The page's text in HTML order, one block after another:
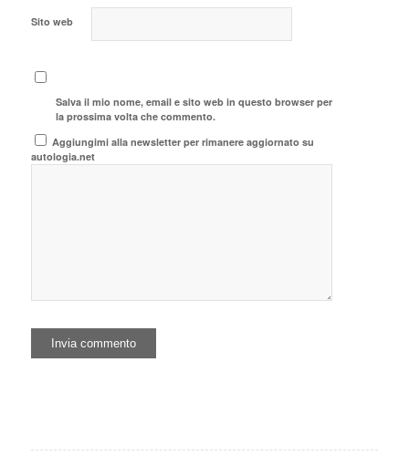
Sito web
Salva il mio nome, email e sito web in questo browser per
la prossima volta che commento.
Aggiungimi alla newsletter per rimanere aggiornato su
autologia.net